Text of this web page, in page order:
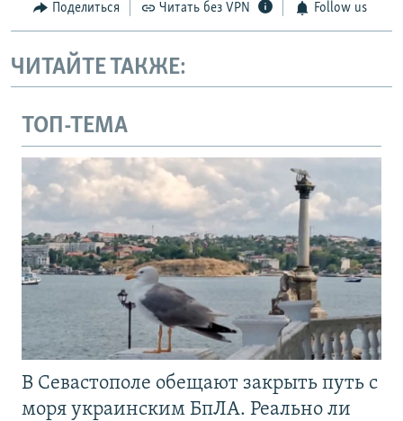
Поделиться Читать без VPN Follow us
ЧИТАЙТЕ ТАКЖЕ:
ТОП-ТЕМА
В Севастополе обещают закрыть путь с
моря украинским БпЛА. Реально ли